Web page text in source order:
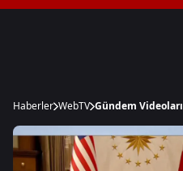
Haberler WebTV Gündem Videoları